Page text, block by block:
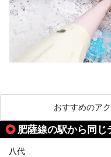
おすすめのア
肥薩線の駅から同じ
八代